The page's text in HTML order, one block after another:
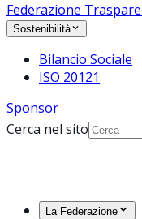
Federazione
Sostenibilità
Bilancio Sociale
ISO 20121
Sponsor
Cerca nel sito
La Federazione